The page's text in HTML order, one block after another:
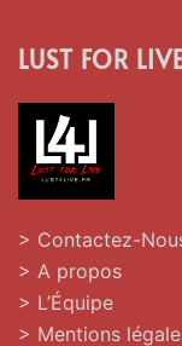
LUST FOR
> Contactez-
> A propos
> L’Équipe
> Mentions